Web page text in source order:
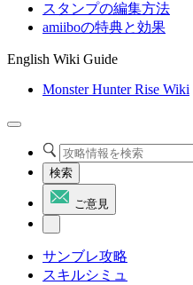
スタンプの編集方法
amiiboの特典と効果
English Wiki Guide
Monster Hunter Rise Wiki
検索
ご意見
サンブレ攻略
スキルシミュ